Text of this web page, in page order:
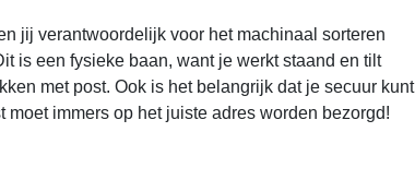
jij verantwoordelijk voor het machinaal sorteren
is een fysieke baan, want je werkt staand en tilt
met post. Ook is het belangrijk dat je secuur kunt
moet immers op het juiste adres worden bezorgd!